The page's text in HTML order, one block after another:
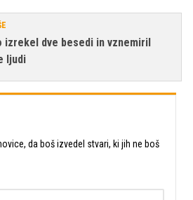
izrekel dve besedi in vznemiril
ljudi
da boš izvedel stvari, ki jih ne boš